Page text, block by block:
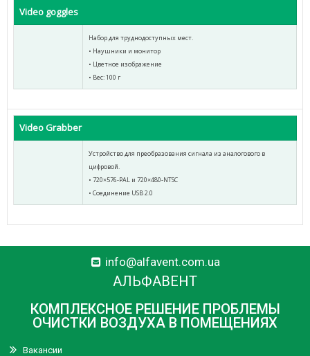
Video goggles
Набор для труднодоступных мест.
• Наушники и монитор
• Цветное изображение
• Вес: 100 г
Video Grabber
Устройство для преобразования сигнала из аналогового в
цифровой.
• 720×576-PAL и 720×480-NTSC
• Соединение USB 2.0
info@alfavent.com.ua
АЛЬФАВЕНТ
КОМПЛЕКСНОЕ РЕШЕНИЕ ПРОБЛЕМЫ
ОЧИСТКИ ВОЗДУХА В ПОМЕЩЕНИЯХ
Вакансии